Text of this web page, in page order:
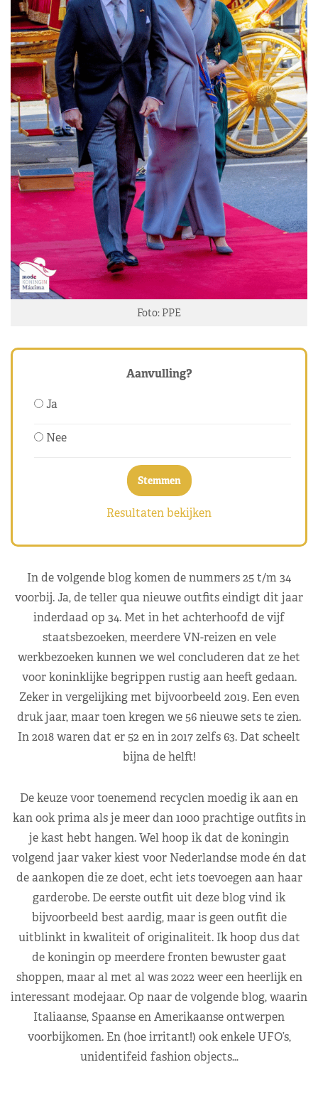
Foto: PPE
Aanvulling?
Ja
Nee
Resultaten bekijken
In de volgende blog komen de nummers 25 t/m 34
voorbij. Ja, de teller qua nieuwe outfits eindigt dit jaar
inderdaad op 34. Met in het achterhoofd de vijf
staatsbezoeken, meerdere VN-reizen en vele
werkbezoeken kunnen we wel concluderen dat ze het
voor koninklijke begrippen rustig aan heeft gedaan.
Zeker in vergelijking met bijvoorbeeld 2019. Een even
druk jaar, maar toen kregen we 56 nieuwe sets te zien.
In 2018 waren dat er 52 en in 2017 zelfs 63. Dat scheelt
bijna de helft!
De keuze voor toenemend recyclen moedig ik aan en
kan ook prima als je meer dan 1000 prachtige outfits in
je kast hebt hangen. Wel hoop ik dat de koningin
volgend jaar vaker kiest voor Nederlandse mode én dat
de aankopen die ze doet, echt iets toevoegen aan haar
garderobe. De eerste outfit uit deze blog vind ik
bijvoorbeeld best aardig, maar is geen outfit die
uitblinkt in kwaliteit of originaliteit. Ik hoop dus dat
de koningin op meerdere fronten bewuster gaat
shoppen, maar al met al was 2022 weer een heerlijk en
interessant modejaar. Op naar de volgende blog, waarin
Italiaanse, Spaanse en Amerikaanse ontwerpen
voorbijkomen. En (hoe irritant!) ook enkele UFO’s,
unidentifeid fashion objects…